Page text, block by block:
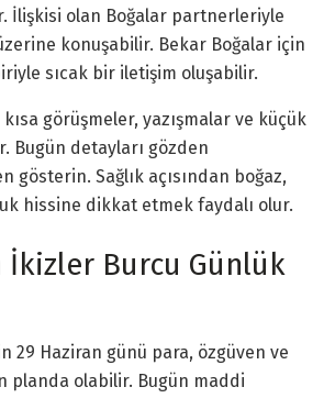
İlişkisi olan Boğalar partnerleriyle
konuşabilir. Bekar Boğalar için
sıcak bir iletişim oluşabilir.
görüşmeler, yazışmalar ve küçük
Bugün detayları gözden
gösterin. Sağlık açısından boğaz,
hissine dikkat etmek faydalı olur.
İkizler Burcu Günlük
29 Haziran günü para, özgüven ve
planda olabilir. Bugün maddi